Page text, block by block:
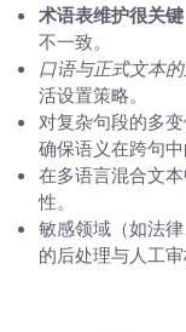
术语表维护很关键
不一致。
口语与正式文本
活设置策略。
对复杂句段的多
确保语义在跨句中
在多语言混合文
性。
敏感领域（如法
的后处理与人工审